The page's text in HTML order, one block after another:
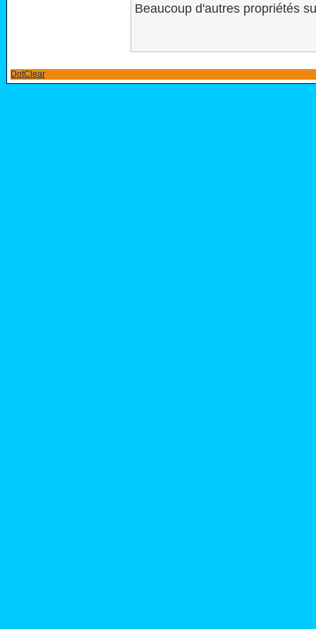
Beaucoup d'autres propriétés
DotClear